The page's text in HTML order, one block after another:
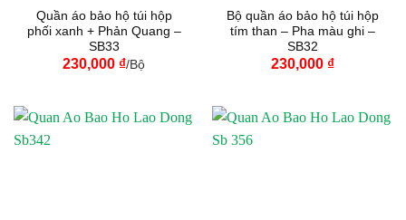
Quần áo bảo hộ túi hộp
phối xanh + Phản Quang –
SB33
230,000 ₫/Bộ
Bộ quần áo bảo hộ túi hộp
tím than – Pha màu ghi –
SB32
230,000 ₫